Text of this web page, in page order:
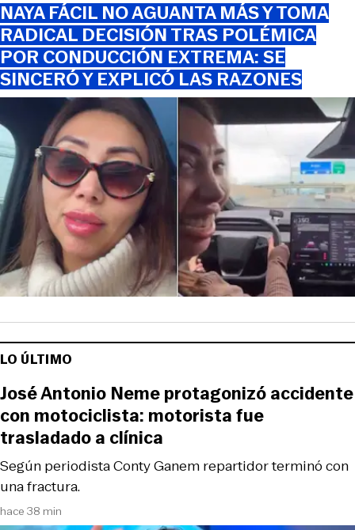
NAYA FÁCIL NO AGUANTA MÁS Y TOMA
RADICAL DECISIÓN TRAS POLÉMICA
POR CONDUCCIÓN EXTREMA: SE
SINCERÓ Y EXPLICÓ LAS RAZONES
LO ÚLTIMO
hace 38 min
Según periodista Conty Ganem repartidor terminó con
una fractura.
José Antonio Neme protagonizó accidente
con motociclista: motorista fue
trasladado a clínica